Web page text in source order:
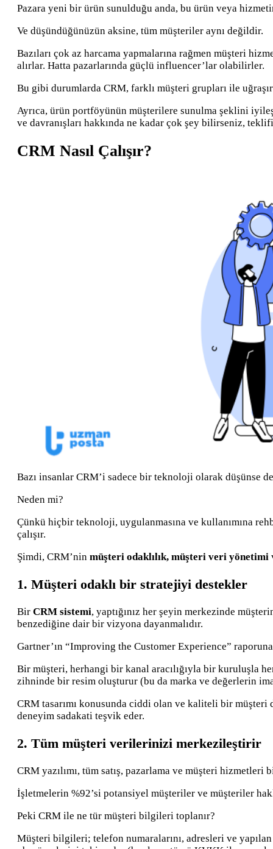
Pazara yeni bir ürün sunulduğu anda, bu ürün veya
Ve düşündüğünüzün aksine, tüm müşteriler aynı değildir.
Bazıları çok az harcama yapmalarına rağmen müşteri
alırlar. Hatta pazarlarında güçlü influencer’lar olabilirler.
Bu gibi durumlarda CRM, farklı müşteri grupları ile
Ayrıca, ürün portföyünün müşterilere sunulma şeklini
ve davranışları hakkında ne kadar çok şey bilirseniz,
CRM Nasıl Çalışır?
Bazı insanlar CRM’i sadece bir teknoloji olarak düşünse
Neden mi?
Çünkü hiçbir teknoloji, uygulanmasına ve kullanımına
çalışır.
Şimdi, CRM’nin müşteri odaklılık, müşteri veri yönetimi
1. Müşteri odaklı bir stratejiyi destekler
Bir CRM sistemi, yaptığınız her şeyin merkezinde
benzediğine dair bir vizyona dayanmalıdır.
Gartner’ın “Improving the Customer Experience”
Bir müşteri, herhangi bir kanal aracılığıyla bir kuruluşla
zihninde bir resim oluşturur (bu da marka ve değerlerin
CRM tasarımı konusunda ciddi olan ve kaliteli bir
deneyim sadakati teşvik eder.
2. Tüm müşteri verilerinizi merkezileştirir
CRM yazılımı, tüm satış, pazarlama ve müşteri
İşletmelerin %92’si potansiyel müşteriler ve müşteriler
Peki CRM ile ne tür müşteri bilgileri toplanır?
Müşteri bilgileri; telefon numaralarını, adresleri ve